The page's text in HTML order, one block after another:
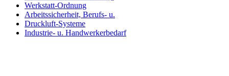
Werkstatt-Ordnung
Arbeitssicherheit, Berufs- u.
Druckluft-Systeme
Industrie- u. Handwerkerbedarf